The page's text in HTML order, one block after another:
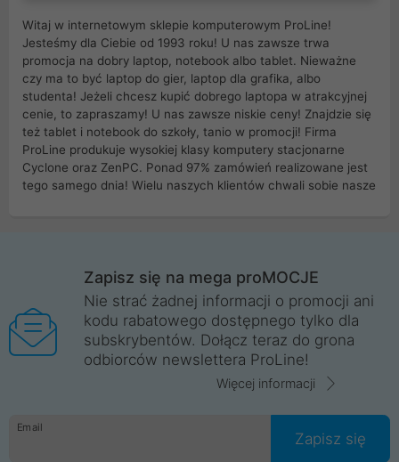
Witaj w internetowym sklepie komputerowym ProLine!
Jesteśmy dla Ciebie od 1993 roku! U nas zawsze trwa
promocja na dobry laptop, notebook albo tablet. Nieważne
czy ma to być laptop do gier, laptop dla grafika, albo
studenta! Jeżeli chcesz kupić dobrego laptopa w atrakcyjnej
cenie, to zapraszamy! U nas zawsze niskie ceny! Znajdzie się
też tablet i notebook do szkoły, tanio w promocji! Firma
ProLine produkuje wysokiej klasy komputery stacjonarne
Cyclone oraz ZenPC. Ponad 97% zamówień realizowane jest
tego samego dnia! Wielu naszych klientów chwali sobie nasze
Wrocław, Poznań, Legnica, Katowice, Gliwice, Kalisz, Bytom,
Trzebnica, Opole. Szybka i profesjonalna obsługa!
ProLine to polska firma ze 100% polskim kapitałem. Działamy
legalnie i płacimy podatki w naszym kraju! Posiadamy siedzibę
główną w Mirkowie oraz salony na terenie kraju. Cała
komunikacja ze sklepem komputerowym ProLine jest
danych osobowych. Dlatego zakup notebooka albo laptopa w
ProLine to czysta przyjemność i pełne bezpieczeństwo.
Zaopatrzysz się u nas w akcesoria i części komputerowe
Zapisz się na mega proMOCJE
Nie strać żadnej informacji o promocji ani
kodu rabatowego dostępnego tylko dla
subskrybentów. Dołącz teraz do grona
odbiorców newslettera ProLine!
Więcej informacji
Email
Zapisz się